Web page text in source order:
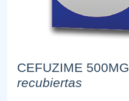
CEFUZIME 500MG
recubiertas